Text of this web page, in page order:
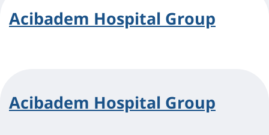
Acibadem Hospital Group
Acibadem Hospital Group